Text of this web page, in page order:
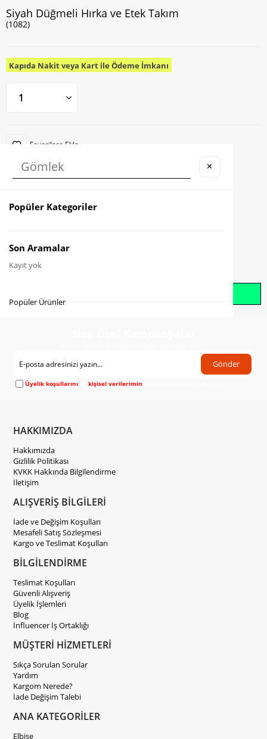
Siyah Düğmeli Hırka ve Etek Takım
(1082)
Kapıda Nakit veya Kart ile Ödeme İmkanı
Favorilere Ekle
Karşılaştır
Gelince Haber Ver
Gönder
Üyelik koşullarını vekişisel verilerimin
HAKKIMIZDA
Hakkımızda
Gizlilik Politikası
KVKK Hakkında Bilgilendirme
İletişim
ALIŞVERİŞ BİLGİLERİ
İade ve Değişim Koşulları
Mesafeli Satış Sözleşmesi
Kargo ve Teslimat Koşulları
BİLGİLENDİRME
Teslimat Koşulları
Güvenli Alışveriş
Üyelik İşlemleri
Blog
İnfluencer İş Ortaklığı
MÜŞTERİ HİZMETLERİ
Sıkça Sorulan Sorular
Yardım
Kargom Nerede?
İade Değişim Talebi
ANA KATEGORİLER
Elbise
✕
Popüler Kategoriler
Son Aramalar
Kayıt yok
Popüler Ürünler